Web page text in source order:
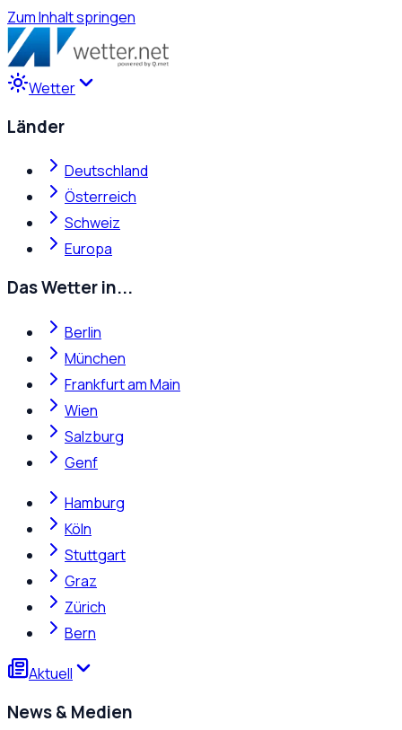
Zum Inhalt springen
Wetter
Länder
Deutschland
Österreich
Schweiz
Europa
Das Wetter in...
Berlin
München
Frankfurt am Main
Wien
Salzburg
Genf
Hamburg
Köln
Stuttgart
Graz
Zürich
Bern
Aktuell
News & Medien